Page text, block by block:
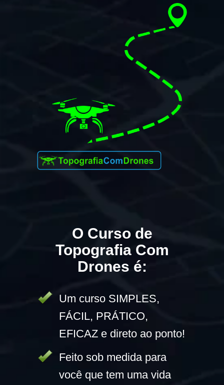
O Curso de
Topografia Com
Drones é:
Um curso SIMPLES,
FÁCIL, PRÁTICO,
EFICAZ e direto ao ponto!
Feito sob medida para
você que tem uma vida